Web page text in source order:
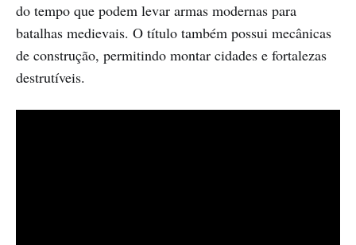
do tempo que podem levar armas modernas para
batalhas medievais. O título também possui mecânicas
de construção, permitindo montar cidades e fortalezas
destrutíveis.